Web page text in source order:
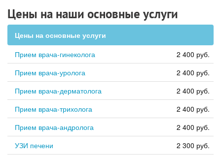
Цены на наши основные услуги
Цены на основные услуги
Прием врача-гинеколога
2 400 руб.
Прием врача-уролога
2 400 руб.
Прием врача-дерматолога
2 400 руб.
Прием врача-трихолога
2 400 руб.
Прием врача-андролога
2 400 руб.
УЗИ печени
2 300 руб.